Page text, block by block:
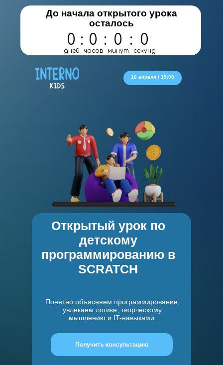
До начала открытого урока
осталось
0
дней
: 0
часов
: 0
минут
: 0
секунд
Открытый урок по
детскому
программированию в
SCRATCH
Понятно объясняем программирование,
увлекаем логике, творческому
мышлению и IT-навыками.
16 апреля / 15:00